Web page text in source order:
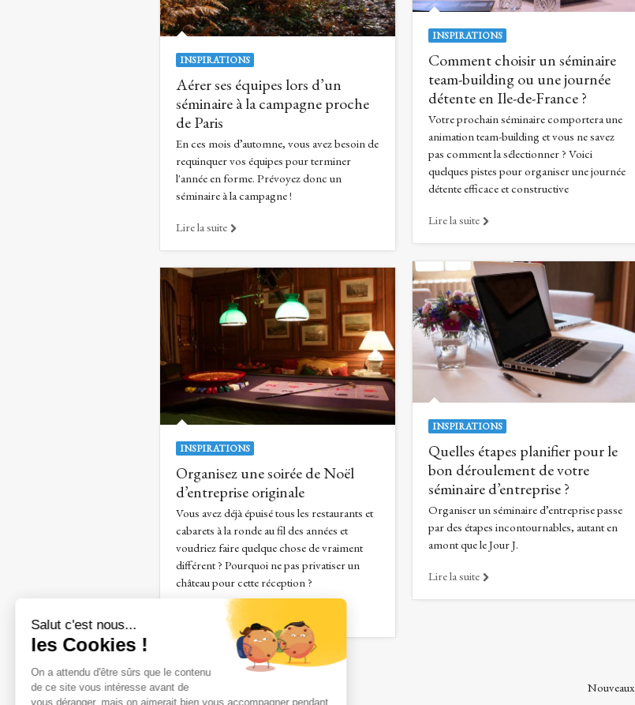
INSPIRATIONS
Comment choisir un séminaire
team-building ou une journée
détente en Ile-de-France ?
Votre prochain séminaire comportera une
animation team-building et vous ne savez
pas comment la sélectionner ? Voici
quelques pistes pour organiser une journée
détente efficace et constructive
Lire la suite
INSPIRATIONS
Aérer ses équipes lors d’un
séminaire à la campagne proche
de Paris
En ces mois d’automne, vous avez besoin de
requinquer vos équipes pour terminer
l'année en forme. Prévoyez donc un
séminaire à la campagne !
Lire la suite
INSPIRATIONS
Quelles étapes planifier pour le
bon déroulement de votre
séminaire d’entreprise ?
Organiser un séminaire d’entreprise passe
par des étapes incontournables, autant en
amont que le Jour J.
Lire la suite
INSPIRATIONS
Organisez une soirée de Noël
d’entreprise originale
Vous avez déjà épuisé tous les restaurants et
cabarets à la ronde au fil des années et
voudriez faire quelque chose de vraiment
différent ? Pourquoi ne pas privatiser un
château pour cette réception ?
Lire la suite
Anciens Nouveaux